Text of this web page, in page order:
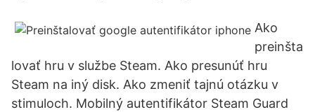
Ako
preinšta
lovať hru v službe Steam. Ako presunúť hru
Steam na iný disk. Ako zmeniť tajnú otázku v
stimuloch. Mobilný autentifikátor Steam Guard